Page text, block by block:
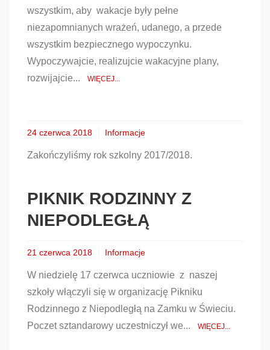
wszystkim, aby wakacje były pełne
niezapomnianych wrażeń, udanego, a przede
wszystkim bezpiecznego wypoczynku.
Wypoczywajcie, realizujcie wakacyjne plany,
rozwijajcie...
WIĘCEJ...
24 czerwca 2018 Informacje
Zakończyliśmy rok szkolny 2017/2018.
PIKNIK RODZINNY Z
NIEPODLEGŁĄ
21 czerwca 2018 Informacje
W niedzielę 17 czerwca uczniowie z naszej
szkoły włączyli się w organizację Pikniku
Rodzinnego z Niepodległą na Zamku w Świeciu.
Poczet sztandarowy uczestniczył we...
WIĘCEJ...